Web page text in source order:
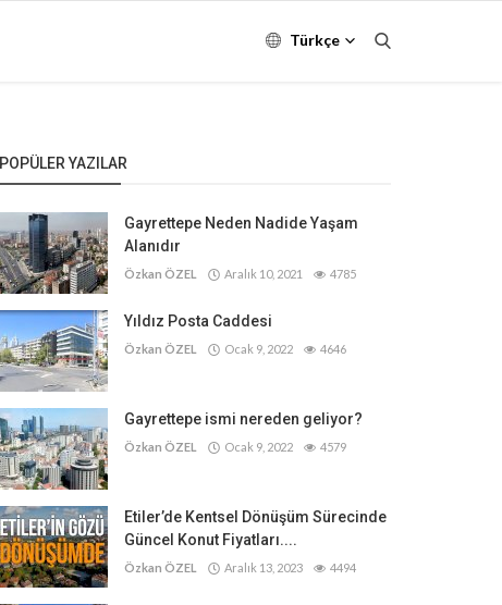
Türkçe
POPÜLER YAZILAR
Gayrettepe Neden Nadide Yaşam
Alanıdır
Özkan ÖZEL Aralık 10, 2021 4785
Yıldız Posta Caddesi
Özkan ÖZEL Ocak 9, 2022 4646
Gayrettepe ismi nereden geliyor?
Özkan ÖZEL Ocak 9, 2022 4579
Etiler’de Kentsel Dönüşüm Sürecinde
Güncel Konut Fiyatları....
Özkan ÖZEL Aralık 13, 2023 4494